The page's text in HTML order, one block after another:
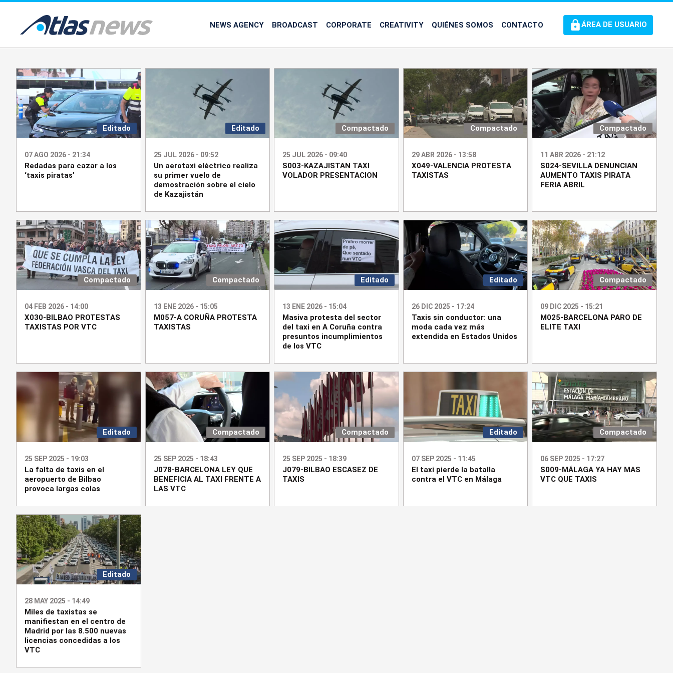
common.go-to-content
NEWS AGENCY BROADCAST CORPORATE CREATIVITY QUIÉNES SOMOS CONTACTO ÁREA DE USUARIO
Editado
07 AGO 2026 - 21:34
Redadas para cazar a los
‘taxis piratas’
Editado
25 JUL 2026 - 09:52
Un aerotaxi eléctrico realiza
su primer vuelo de
demostración sobre el cielo
de Kazajistán
Compactado
25 JUL 2026 - 09:40
S003-KAZAJISTAN TAXI
VOLADOR PRESENTACION
Compactado
29 ABR 2026 - 13:58
X049-VALENCIA PROTESTA
TAXISTAS
Compactado
11 ABR 2026 - 21:12
S024-SEVILLA DENUNCIAN
AUMENTO TAXIS PIRATA
FERIA ABRIL
Compactado
04 FEB 2026 - 14:00
X030-BILBAO PROTESTAS
TAXISTAS POR VTC
Compactado
13 ENE 2026 - 15:05
M057-A CORUÑA PROTESTA
TAXISTAS
Editado
13 ENE 2026 - 15:04
Masiva protesta del sector
del taxi en A Coruña contra
presuntos incumplimientos
de los VTC
Editado
26 DIC 2025 - 17:24
Taxis sin conductor: una
moda cada vez más
extendida en Estados Unidos
Compactado
09 DIC 2025 - 15:21
M025-BARCELONA PARO DE
ELITE TAXI
Editado
25 SEP 2025 - 19:03
La falta de taxis en el
aeropuerto de Bilbao
provoca largas colas
Compactado
25 SEP 2025 - 18:43
J078-BARCELONA LEY QUE
BENEFICIA AL TAXI FRENTE A
LAS VTC
Compactado
25 SEP 2025 - 18:39
J079-BILBAO ESCASEZ DE
TAXIS
Editado
07 SEP 2025 - 11:45
El taxi pierde la batalla
contra el VTC en Málaga
Compactado
06 SEP 2025 - 17:27
S009-MÁLAGA YA HAY MAS
VTC QUE TAXIS
Editado
28 MAY 2025 - 14:49
Miles de taxistas se
manifiestan en el centro de
Madrid por las 8.500 nuevas
licencias concedidas a los
VTC